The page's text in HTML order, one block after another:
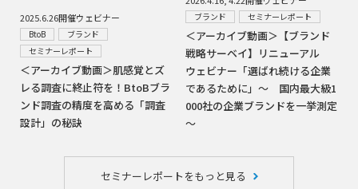
2025.6.26開催ウェビナー
BtoB
ブランド
セミナーレポート
＜アーカイブ動画＞肌感覚とズ
レる調査に終止符を！BtoBブラ
ンド調査の精度を高める「調査
設計」の秘訣
ブランド セミナーレポート
＜アーカイブ動画＞【ブランド
戦略サーベイ】リニューアル
ウェビナー「選ばれ続ける企業
であるために」～ 国内最大級1
000社の企業ブランドを一挙測定
～
セミナーレポートをもっと見る